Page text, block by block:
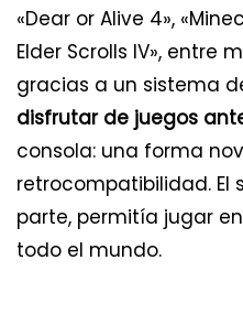
«Dear or Alive 4»,
Elder Scrolls IV», entre
gracias a un sistema
disfrutar de juegos
consola: una forma
retrocompatibilidad. El
parte, permitía jugar
todo el mundo.